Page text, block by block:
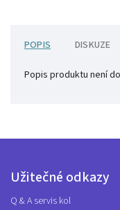
POPIS DISKUZE
Popis produktu není
Užitečné odkazy
Q & A servis kol